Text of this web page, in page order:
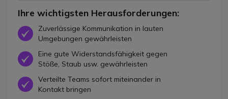
Ihre wichtigsten Herausforderungen:
Icon Zuverlässige Kommunikation in lauten
Umgebungen gewährleisten
Icon Eine gute Widerstandsfähigkeit gegen
Stöße, Staub usw. gewährleisten
Icon Verteilte Teams sofort miteinander in
Kontakt bringen